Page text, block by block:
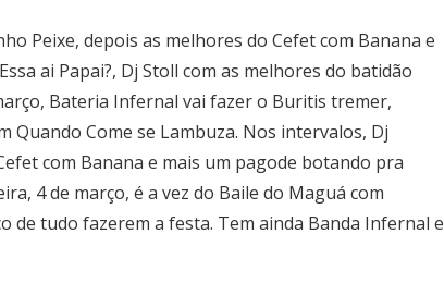
Peixe, depois as melhores do Cefet com Banana e
ai Papai?, Dj Stoll com as melhores do batidão
Bateria Infernal vai fazer o Buritis tremer,
Quando Come se Lambuza. Nos intervalos, Dj
com Banana e mais um pagode botando pra
4 de março, é a vez do Baile do Maguá com
de tudo fazerem a festa. Tem ainda Banda Infernal e